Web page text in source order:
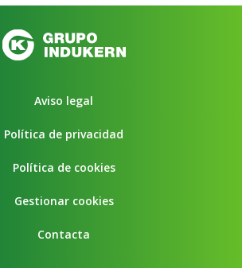
Aviso legal
Política de privacidad
Política de cookies
Gestionar cookies
Contacta